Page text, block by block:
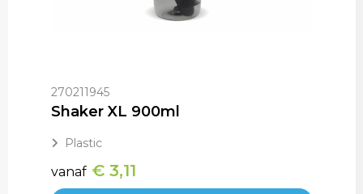
270211945
Shaker XL 900ml
Plastic
vanaf € 3,11